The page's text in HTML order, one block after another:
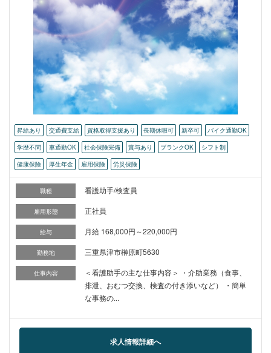
昇給あり 交通費支給 資格取得支援あり 長期休暇可 新卒可
バイク通勤OK
学歴不問
車通勤OK 社会保険完備 賞与あり ブランクOK
シフト制
健康保険
厚生年金 雇用保険 労災保険
職種 看護助手/検査員
雇用形態 正社員
給与 月給 168,000円～220,000円
勤務地 三重県津市榊原町5630
仕事内容
＜看護助手の主な仕事内容＞ ・介助業務（食事、
排泄、おむつ交換、検査の付き添いなど） ・簡単
な事務の...
求人情報詳細へ